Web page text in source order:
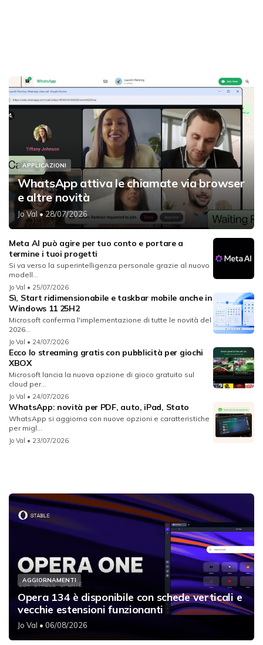
APPLICAZIONI
WhatsApp attiva le chiamate via browser
e altre novità
Jo Val• 28/07/2026
Meta AI può agire per tuo conto e portare a
termine i tuoi progetti
Si va verso la superintelligenza personale grazie al nuovo
modell...
Jo Val • 25/07/2026
Sì, Start ridimensionabile e taskbar mobile anche in
Windows 11 25H2
Microsoft conferma l'implementazione di tutte le novità del
2026...
Jo Val • 24/07/2026
Ecco lo streaming gratis con pubblicità per giochi
XBOX
Microsoft lancia la nuova opzione di gioco gratuito sul
cloud per...
Jo Val • 24/07/2026
WhatsApp: novità per PDF, auto, iPad, Stato
WhatsApp si aggiorna con nuove opzioni e caratteristiche
per migl...
Jo Val • 23/07/2026
AGGIORNAMENTI
Opera 134 è disponibile con schede verticali e
vecchie estensioni funzionanti
Jo Val • 06/08/2026